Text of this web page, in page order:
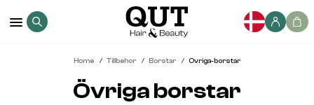
Home Tillbehor Borstar Ovriga-borstar
Övriga borstar